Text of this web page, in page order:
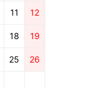
11 12
18 19
25 26